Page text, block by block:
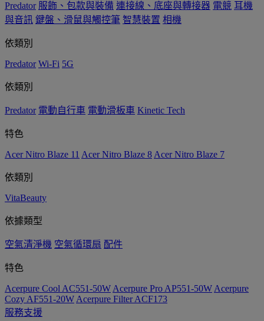
Predator 服飾、包款與裝備 連接線、底座與轉接器 電競 耳機
與音訊 鍵盤、滑鼠與觸控筆 智慧裝置 相機
依類別
Predator Wi-Fi 5G
依類別
Predator 電動自行車 電動滑板車 Kinetic Tech
特色
Acer Nitro Blaze 11 Acer Nitro Blaze 8 Acer Nitro Blaze 7
依類別
VitaBeauty
依據類型
空氣清淨機 空氣循環扇 配件
特色
Acerpure Cool AC551-50W Acerpure Pro AP551-50W Acerpure
Cozy AF551-20W Acerpure Filter ACF173
服務支援